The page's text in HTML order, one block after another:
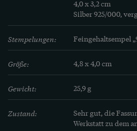
Sie wurde im Jahr 608 n. Chr.
byzantinischen Kaiser Phokas
hinzugefügt wurde.
Doch was lehrt uns der Blick
Sicher eine Lektion über die
den Untergang des
und Ehrfurcht vor dem Lauf
4,0 x 3,2 cm
Silber 925/000,
Stempelungen: Feingehaltsempel
Größe: 4,8 x 4,0 cm
Gewicht: 25,9 g
Zustand:
Sehr gut, die
Werkstatt zu dem